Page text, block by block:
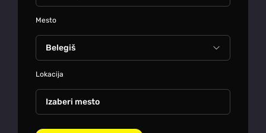
Mesto
Lokacija
Izaberi mesto